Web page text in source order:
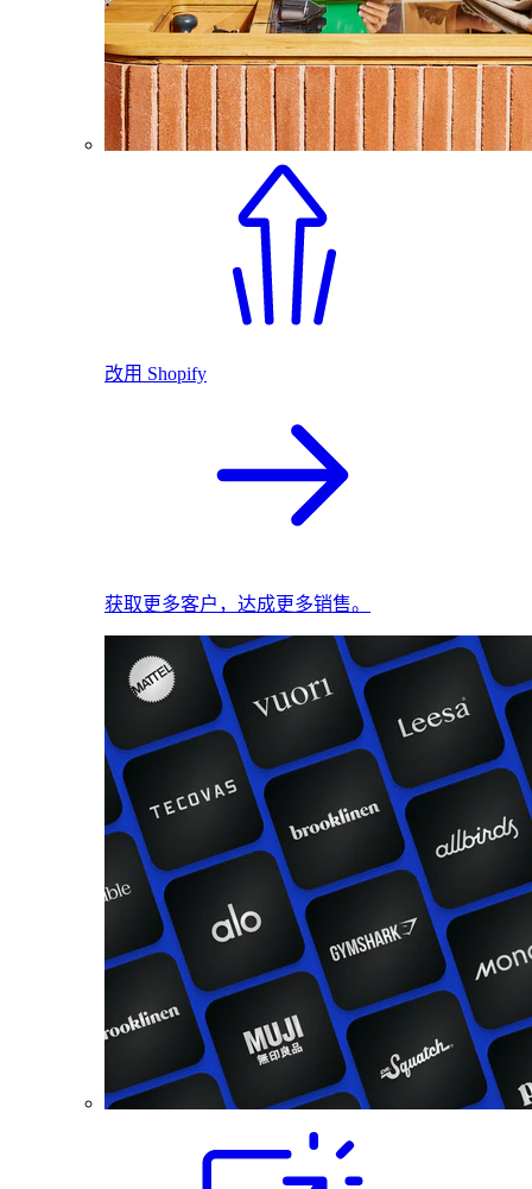
改用 Shopify
获取更多客户，达成更多销售。